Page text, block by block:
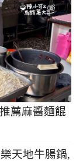
薦麻醬麵餛